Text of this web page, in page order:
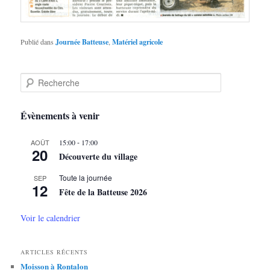
Publié dans Journée Batteuse,Matériel agricole
e
h
Évènements à venir
AOÛT
20
15:00- 17:00
Découverte du village
SEP
12
Toute la journée
Fête de la Batteuse 2026
Voir le calendrier
ARTICLES RÉCENTS
Moisson à Rontalon